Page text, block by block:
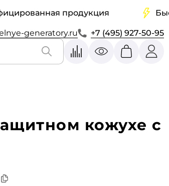
продукция
generatory.ru +7 (495) 927-50-95
кожухе с